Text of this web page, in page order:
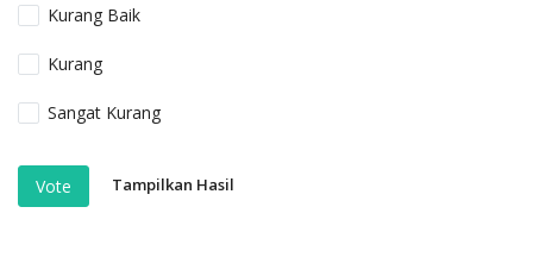
Kurang Baik
Kurang
Sangat Kurang
Vote Tampilkan Hasil